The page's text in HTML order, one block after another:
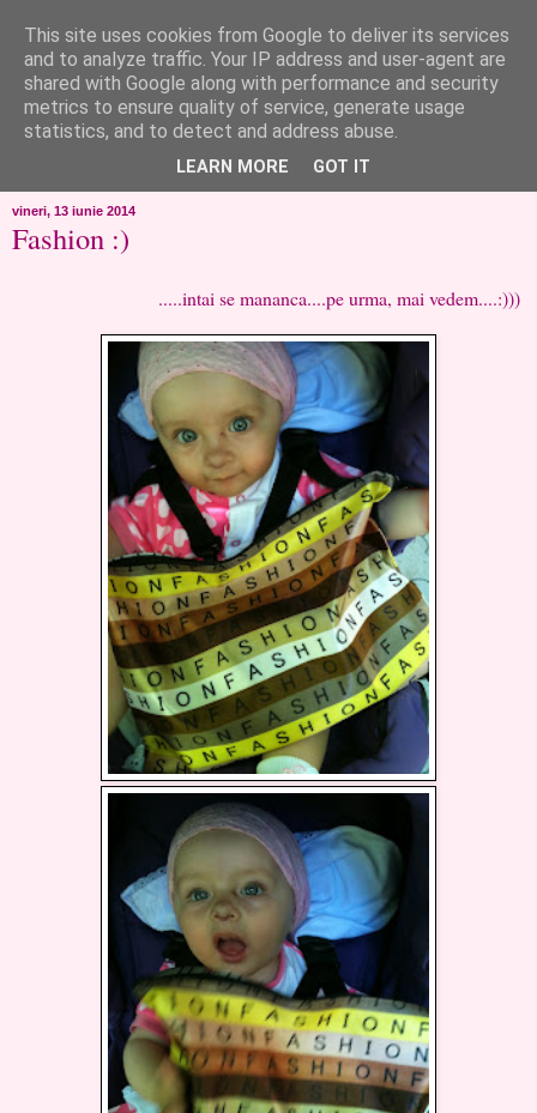
like ?...or not!
..de toate!!!!!..alandala...cum imi trec prin minte..si cum am
chef..incercate pe pielea mea..
vineri, 13 iunie 2014
Fashion :)
.....intai se mananca....pe urma, mai vedem....:)))
This site uses cookies from Google to deliver its services
and to analyze traffic. Your IP address and user-agent are
shared with Google along with performance and security
metrics to ensure quality of service, generate usage
statistics, and to detect and address abuse.
LEARN MORE GOT IT